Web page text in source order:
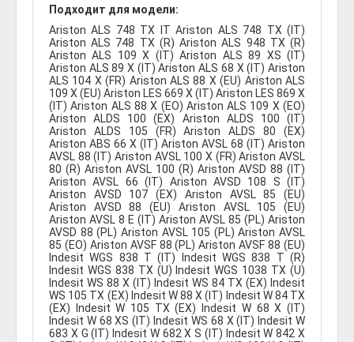
Подходит для модели:
Ariston ALS 748 TX IT Ariston ALS 748 TX (IT)
Ariston ALS 748 TX (R) Ariston ALS 948 TX (R)
Ariston ALS 109 X (IT) Ariston ALS 89 XS (IT)
Ariston ALS 89 X (IT) Ariston ALS 68 X (IT) Ariston
ALS 104 X (FR) Ariston ALS 88 X (EU) Ariston ALS
109 X (EU) Ariston LES 669 X (IT) Ariston LES 869 X
(IT) Ariston ALS 88 X (EO) Ariston ALS 109 X (EO)
Ariston ALDS 100 (EX) Ariston ALDS 100 (IT)
Ariston ALDS 105 (FR) Ariston ALDS 80 (EX)
Ariston ABS 66 X (IT) Ariston AVSL 68 (IT) Ariston
AVSL 88 (IT) Ariston AVSL 100 X (FR) Ariston AVSL
80 (R) Ariston AVSL 100 (R) Ariston AVSD 88 (IT)
Ariston AVSL 66 (IT) Ariston AVSD 108 S (IT)
Ariston AVSD 107 (EX) Ariston AVSL 85 (EU)
Ariston AVSD 88 (EU) Ariston AVSL 105 (EU)
Ariston AVSL 8 E (IT) Ariston AVSL 85 (PL) Ariston
AVSD 88 (PL) Ariston AVSL 105 (PL) Ariston AVSL
85 (EO) Ariston AVSF 88 (PL) Ariston AVSF 88 (EU)
Indesit WGS 838 T (IT) Indesit WGS 838 T (R)
Indesit WGS 838 TX (U) Indesit WGS 1038 TX (U)
Indesit WS 88 X (IT) Indesit WS 84 TX (EX) Indesit
WS 105 TX (EX) Indesit W 88 X (IT) Indesit W 84 TX
(EX) Indesit W 105 TX (EX) Indesit W 68 X (IT)
Indesit W 68 XS (IT) Indesit WS 68 X (IT) Indesit W
683 X G (IT) Indesit W 682 X S (IT) Indesit W 842 X